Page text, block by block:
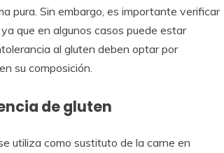
pura. Sin embargo, es importante verificar
que en algunos casos puede estar
al gluten deben optar por
su composición.
de gluten
utiliza como sustituto de la carne en